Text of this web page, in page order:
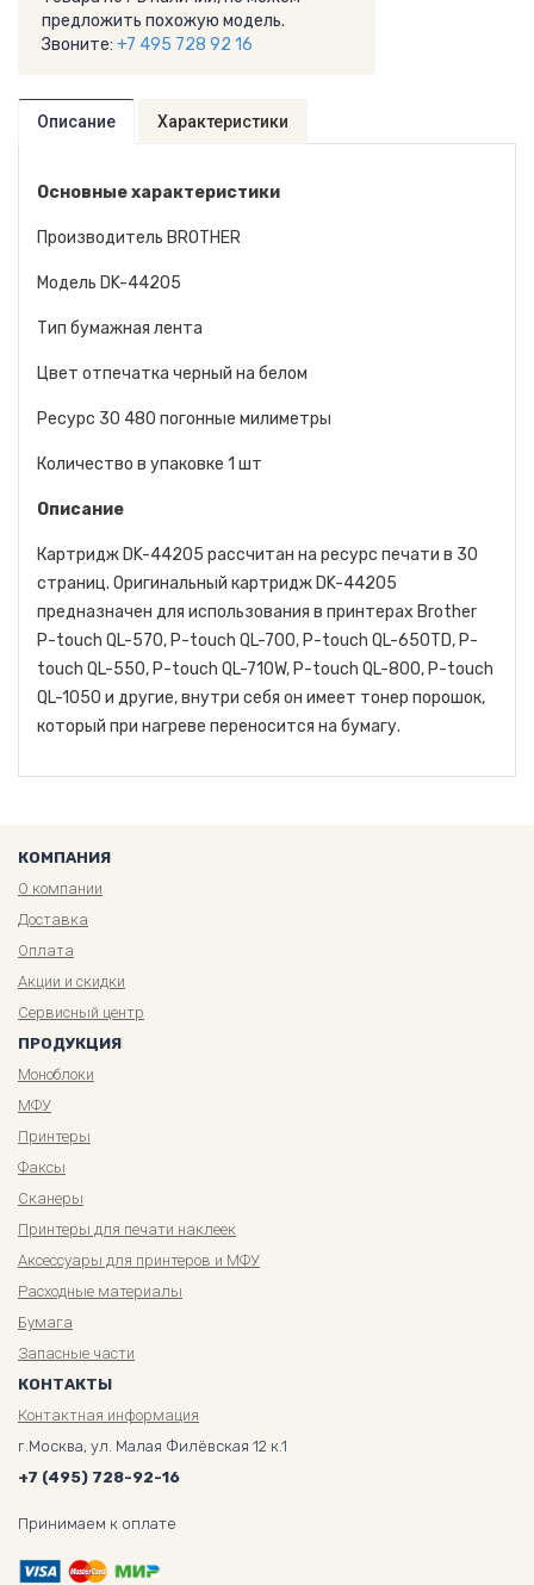
предложить похожую модель.
Звоните: +7 495 728 92 16
Описание Характеристики
Основные характеристики
Производитель BROTHER
Модель DK-44205
Тип бумажная лента
Цвет отпечатка черный на белом
Ресурс 30 480 погонные милиметры
Количество в упаковке 1 шт
Описание
Картридж DK-44205 рассчитан на ресурс печати в 30
страниц. Оригинальный картридж DK-44205
предназначен для использования в принтерах Brother
P-touch QL-570, P-touch QL-700, P-touch QL-650TD, P-
touch QL-550, P-touch QL-710W, P-touch QL-800, P-touch
QL-1050 и другие, внутри себя он имеет тонер порошок,
который при нагреве переносится на бумагу.
КОМПАНИЯ
О компании
Доставка
Оплата
Акции и скидки
Сервисный центр
ПРОДУКЦИЯ
Моноблоки
МФУ
Принтеры
Факсы
Сканеры
Принтеры для печати наклеек
Аксессуары для принтеров и МФУ
Расходные материалы
Бумага
Запасные части
КОНТАКТЫ
Контактная информация
г.Москва, ул. Малая Филёвская 12 к.1
+7 (495) 728-92-16
Принимаем к оплате